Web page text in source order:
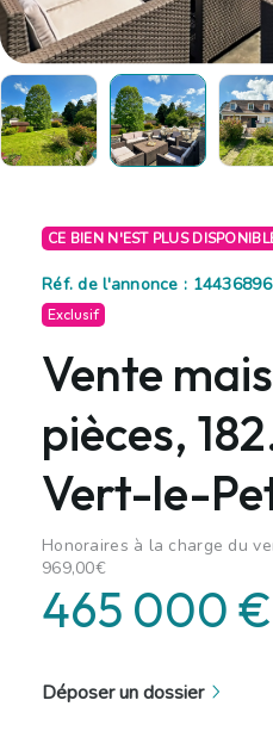
CE BIEN N'EST PLUS
Réf. de l'annonce :
Exclusif
Vente
pièces,
Vert-le-
Honoraires à la charge du
969,00€
465 000 €
Déposer un dossier